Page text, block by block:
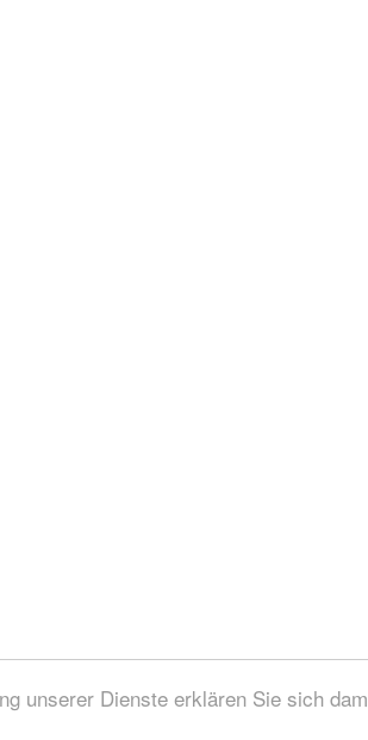
unserer Dienste erklären Sie sich